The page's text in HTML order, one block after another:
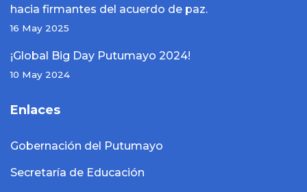
hacia firmantes del acuerdo de paz.
16 May 2025
¡Global Big Day Putumayo 2024!
10 May 2024
Enlaces
Gobernación del Putumayo
Secretaría de Educación